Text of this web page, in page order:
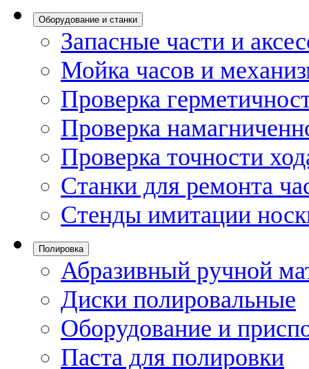
Оборудование и станки
Запасные части и
Мойка часов и
Проверка
Проверка
Проверка точности
Станки для ремонта
Стенды имитации
Полировка
Абразивный ручной
Диски полировальные
Оборудование и
Паста для полировки